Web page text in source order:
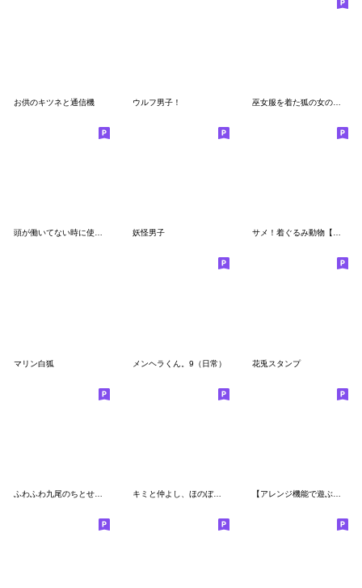
お供のキツネと通信機 ウルフ男子！ 巫女服を着た狐の女の子スタンプ
頭が働いてない時に使うスタンプ 妖怪男子 サメ！着ぐるみ動物【敬語②】
マリン白狐 メンヘラくん。9（日常） 花兎スタンプ
キミと仲よし、ほのぼの被検体くん。 【アレンジ機能で遊ぶ】ツンデレ猫耳少年